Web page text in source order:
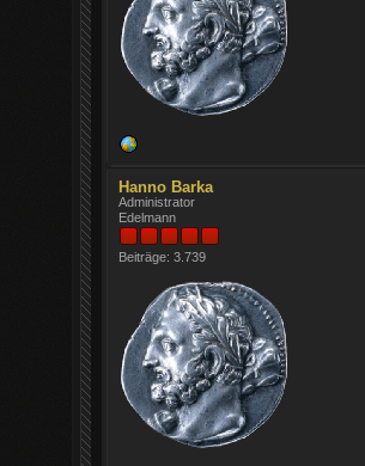
Hanno Barka
Administrator
Edelmann
Beiträge: 3.739